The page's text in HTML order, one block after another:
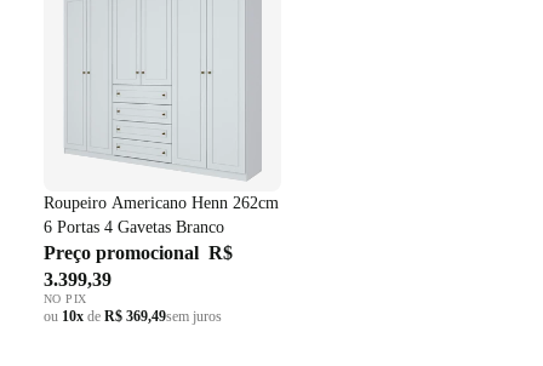
Roupeiro Americano Henn 262cm
6 Portas 4 Gavetas Branco
Preço promocional R$
3.399,39
NO PIX
ou 10x de R$ 369,49sem juros